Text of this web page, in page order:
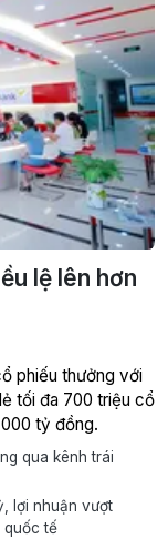
lệ lên hơn
phiếu thưởng với
tối đa 700 triệu cổ
tỷ đồng.
qua kênh trái
lợi nhuận vượt
quốc tế